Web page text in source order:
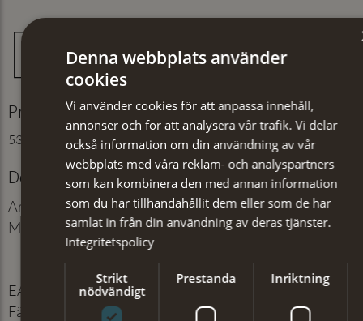
Produktinformation
53% Polyester, 2% Spandex , 38% Akryl, 7% Ull
Detaljer
Artikelnummer:
401239021
Material
53% Polyester, 2%
Ull
EAN
Färg
Benvit
Denna webbplats använder
cookies
Vi använder cookies för att anpassa innehåll,
annonser och för att analysera vår trafik. Vi delar
också information om din användning av vår
webbplats med våra reklam- och analyspartners
som kan kombinera den med annan information
som du har tillhandahållit dem eller som de har
samlat in från din användning av deras tjänster.
Integritetspolicy
Strikt
nödvändigt
Prestanda Inriktning